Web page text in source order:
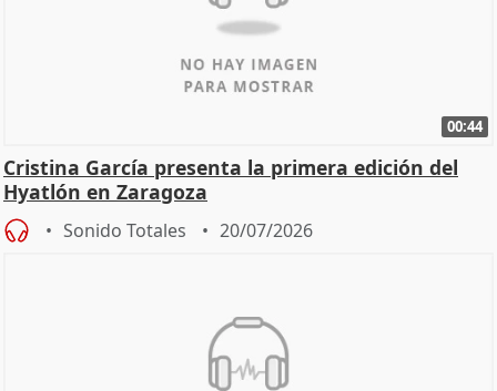
00:44
Cristina García presenta la primera edición del
Hyatlón en Zaragoza
Sonido Totales 20/07/2026